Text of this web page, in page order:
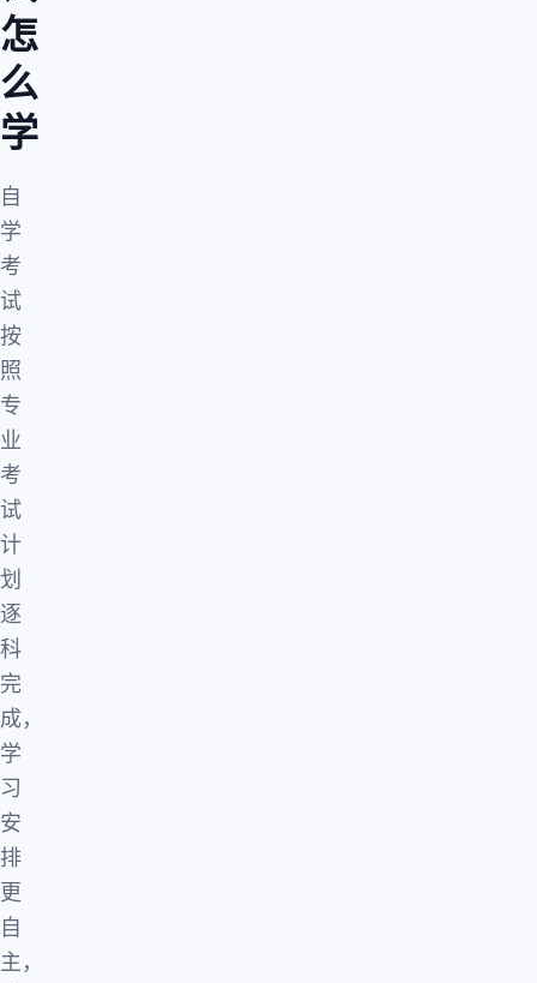
怎
么
学
自
学
考
试
按
照
专
业
考
试
计
划
逐
科
完
成，
学
习
安
排
更
自
主，